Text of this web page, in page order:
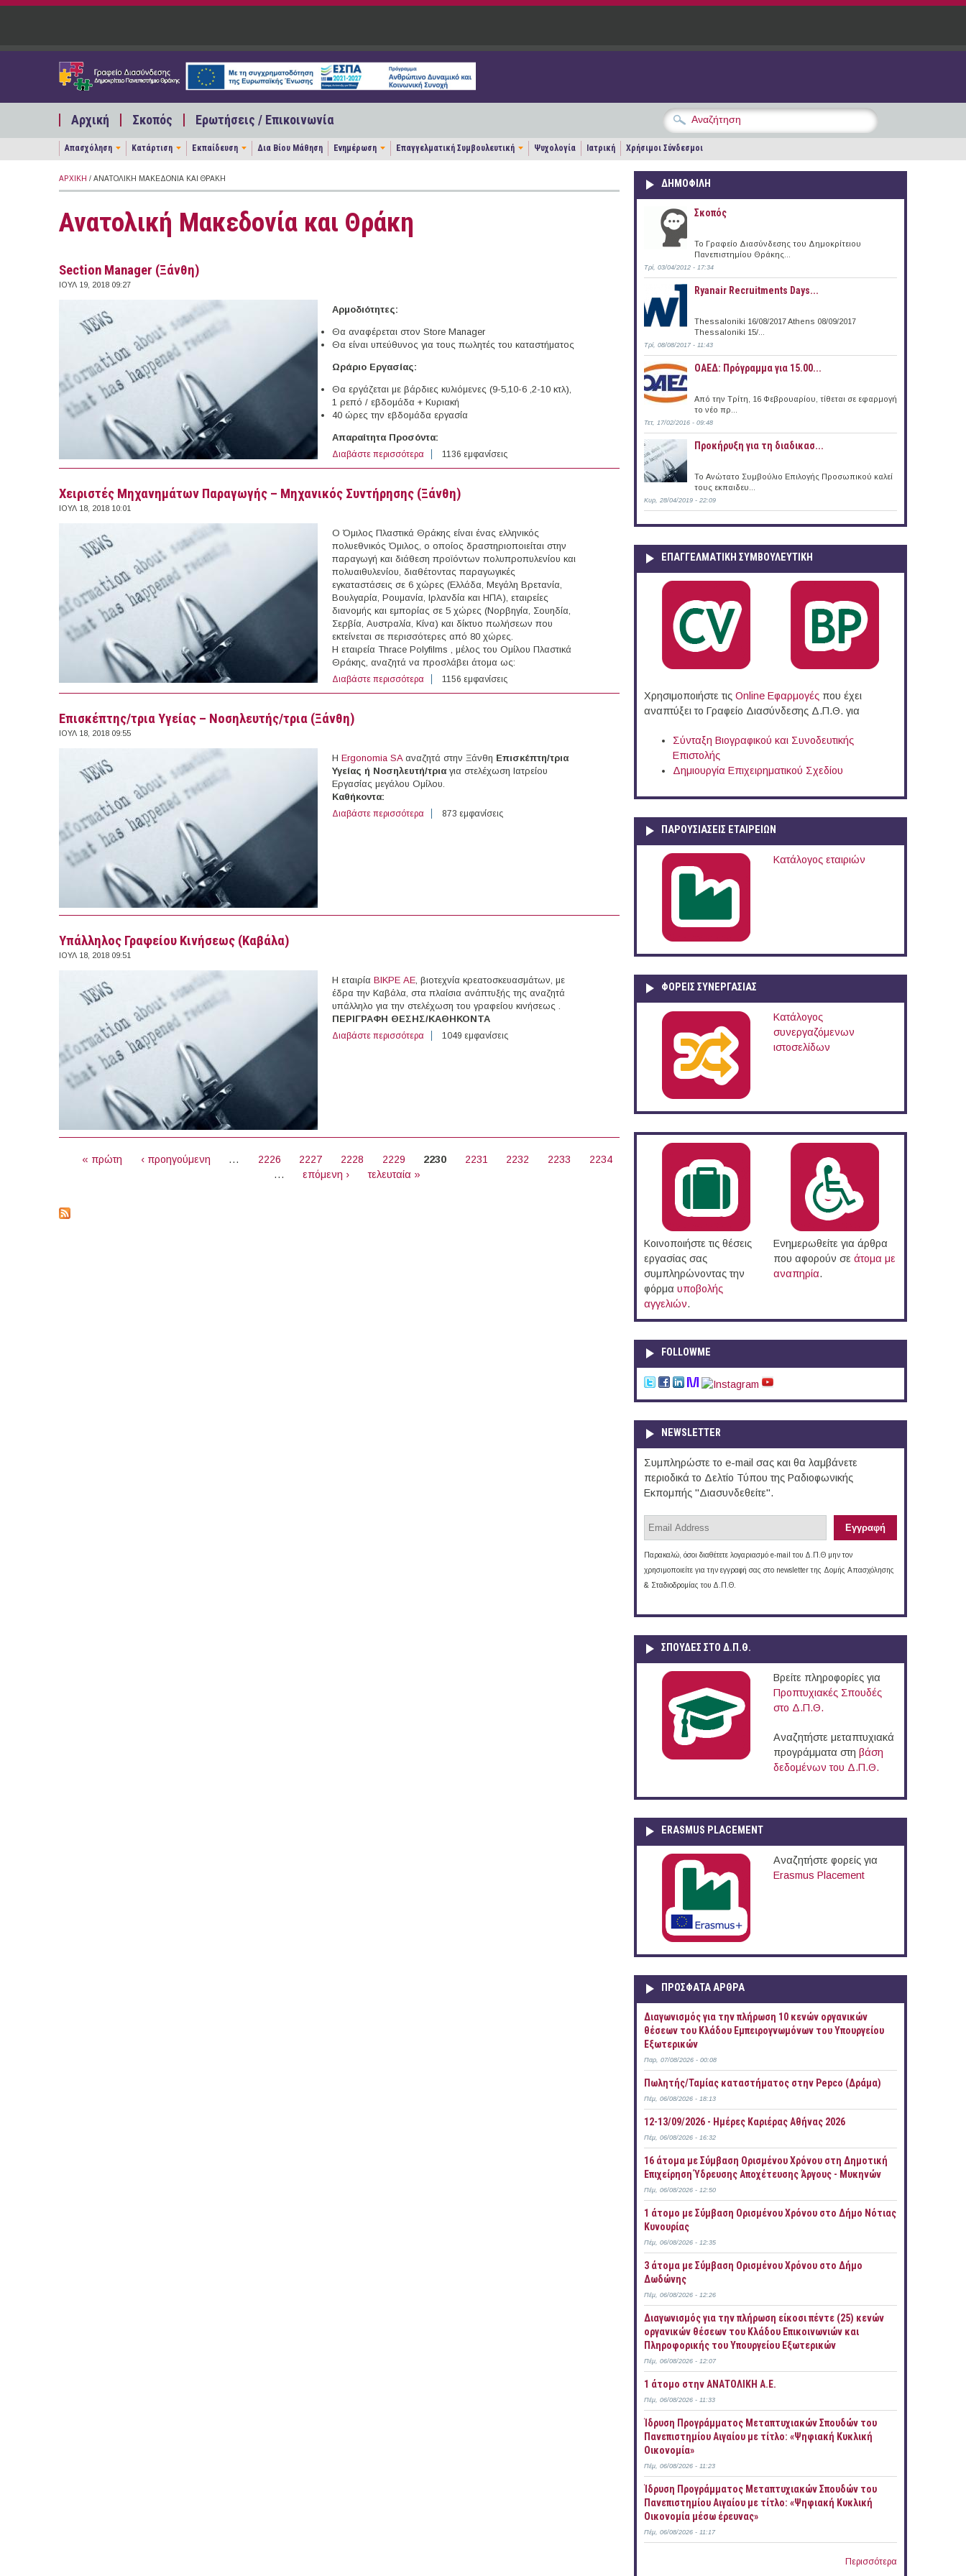
Παράκαμψη προς το κυρίως περιεχόμενο
Αρχική Σκοπός Ερωτήσεις / Επικοινωνία
Απασχόληση Κατάρτιση Εκπαίδευση Δια Βίου Μάθηση Ενημέρωση Επαγγελματική Συμβουλευτική Ψυχολογία Ιατρική Χρήσιμοι Σύνδεσμοι
ΑΡΧΙΚΉ / ΑΝΑΤΟΛΙΚΉ ΜΑΚΕΔΟΝΊΑ ΚΑΙ ΘΡΆΚΗ
Ανατολική Μακεδονία και Θράκη
Section Manager (Ξάνθη)
ΙΟΥΛ 19, 2018 09:27
Αρμοδιότητες:
Θα αναφέρεται στον Store Manager
Θα είναι υπεύθυνος για τους πωλητές του καταστήματος
Ωράριο Εργασίας:
Θα εργάζεται με βάρδιες κυλιόμενες (9-5,10-6 ,2-10 κτλ),
1 ρεπό / εβδομάδα + Κυριακή
40 ώρες την εβδομάδα εργασία
Απαραίτητα Προσόντα:
Διαβάστε περισσότερα για Section Manager (Ξάνθη)
1136 εμφανίσεις
Χειριστές Μηχανημάτων Παραγωγής – Μηχανικός Συντήρησης (Ξάνθη)
ΙΟΥΛ 18, 2018 10:01
Ο Όμιλος Πλαστικά Θράκης είναι ένας ελληνικός
πολυεθνικός Όμιλος, ο οποίος δραστηριοποιείται στην
παραγωγή και διάθεση προϊόντων πολυπροπυλενίου και
πολυαιθυλενίου, διαθέτοντας παραγωγικές
εγκαταστάσεις σε 6 χώρες (Ελλάδα, Μεγάλη Βρετανία,
Βουλγαρία, Ρουμανία, Ιρλανδία και ΗΠΑ), εταιρείες
διανομής και εμπορίας σε 5 χώρες (Νορβηγία, Σουηδία,
Σερβία, Αυστραλία, Κίνα) και δίκτυο πωλήσεων που
εκτείνεται σε περισσότερες από 80 χώρες.
Η εταιρεία Thrace Polyfilms , μέλος του Ομίλου Πλαστικά
Θράκης, αναζητά να προσλάβει άτομα ως:
Διαβάστε περισσότερα για Χειριστές Μηχανημάτων Παραγωγής – Μηχανικός Συντήρησης (Ξάνθη)
1156 εμφανίσεις
Επισκέπτης/τρια Υγείας – Νοσηλευτής/τρια (Ξάνθη)
ΙΟΥΛ 18, 2018 09:55
H Ergonomia SAαναζητά στην Ξάνθη Επισκέπτη/τρια
Υγείας ή Νοσηλευτή/τρια για στελέχωση Ιατρείου
Εργασίας μεγάλου Ομίλου.
Καθήκοντα:
Διαβάστε περισσότερα για Επισκέπτης/τρια Υγείας – Νοσηλευτής/τρια (Ξάνθη)
873 εμφανίσεις
Υπάλληλος Γραφείου Κινήσεως (Καβάλα)
ΙΟΥΛ 18, 2018 09:51
Η εταιρία ΒΙΚΡΕ ΑΕ, βιοτεχνία κρεατοσκευασμάτων, με
έδρα την Καβάλα, στα πλαίσια ανάπτυξής της αναζητά
υπάλληλο για την στελέχωση του γραφείου κινήσεως .
ΠΕΡΙΓΡΑΦΗ ΘΕΣΗΣ/ΚΑΘΗΚΟΝΤΑ
Διαβάστε περισσότερα για Υπάλληλος Γραφείου Κινήσεως (Καβάλα)
1049 εμφανίσεις
« πρώτη ‹ προηγούμενη … 2226 2227 2228 2229 2230 2231 2232 2233
2234
…
επόμενη › τελευταία »
ΔΗΜΟΦΙΛΗ
Σκοπός
Το Γραφείο Διασύνδεσης του Δημοκρίτειου
Πανεπιστημίου Θράκης...
Τρί, 03/04/2012 - 17:34
Ryanair Recruitments Days...
Thessaloniki 16/08/2017 Athens 08/09/2017
Thessaloniki 15/...
Τρί, 08/08/2017 - 11:43
ΟΑΕΔ: Πρόγραμμα για 15.00...
Από την Τρίτη, 16 Φεβρουαρίου, τίθεται σε εφαρμογή
το νέο πρ...
Τετ, 17/02/2016 - 09:48
Προκήρυξη για τη διαδικασ...
Το Ανώτατο Συμβούλιο Επιλογής Προσωπικού καλεί
τους εκπαιδευ...
Κυρ, 28/04/2019 - 22:09
ΕΠΑΓΓΕΛΜΑΤΙΚΉ ΣΥΜΒΟΥΛΕΥΤΙΚΉ
Χρησιμοποιήστε τις Online Eφαρμογές που έχει
αναπτύξει το Γραφείο Διασύνδεσης Δ.Π.Θ. για
Σύνταξη Βιογραφικού και Συνοδευτικής
Επιστολής
Δημιουργία Επιχειρηματικού Σχεδίου
ΠΑΡΟΥΣΙΆΣΕΙΣ ΕΤΑΙΡΕΙΏΝ
Κατάλογος εταιριών
ΦΟΡΕΙΣ ΣΥΝΕΡΓΑΣΙΑΣ
Κατάλογος
συνεργαζόμενων
ιστοσελίδων
Κοινοποιήστε τις θέσεις
εργασίας σας
συμπληρώνοντας την
φόρμα υποβολής
αγγελιών.
Ενημερωθείτε για άρθρα
που αφορούν σε άτομα με
αναπηρία.
FOLLOWME
NEWSLETTER
Συμπληρώστε το e-mail σας και θα λαμβάνετε
περιοδικά το Δελτίο Τύπου της Ραδιοφωνικής
Εκπομπής "Διασυνδεθείτε".
Παρακαλώ, όσοι διαθέτετε λογαριασμό e-mail του Δ.Π.Θ μην τον
χρησιμοποιείτε για την εγγραφή σας στο newsletter της Δομής Απασχόλησης
& Σταδιοδρομίας του Δ.Π.Θ.
ΣΠΟΥΔΈΣ ΣΤΟ Δ.Π.Θ.
Βρείτε πληροφορίες για
Προπτυχιακές Σπουδές
στο Δ.Π.Θ.
Αναζητήστε μεταπτυχιακά
προγράμματα στη βάση
δεδομένων του Δ.Π.Θ.
ERASMUS PLACEMENT
Αναζητήστε φορείς για
Erasmus Placement
ΠΡOΣΦΑΤΑ AΡΘΡΑ
Διαγωνισμός για την πλήρωση 10 κενών οργανικών
θέσεων του Κλάδου Εμπειρογνωμόνων του Υπουργείου
Εξωτερικών
Παρ, 07/08/2026 - 00:08
Πωλητής/Ταμίας καταστήματος στην Pepco (Δράμα)
Πέμ, 06/08/2026 - 18:13
12-13/09/2026 - Ημέρες Καριέρας Αθήνας 2026
Πέμ, 06/08/2026 - 16:32
16 άτομα με Σύμβαση Ορισμένου Χρόνου στη Δημοτική
Επιχείρηση Ύδρευσης Αποχέτευσης Άργους - Μυκηνών
Πέμ, 06/08/2026 - 12:50
1 άτομο με Σύμβαση Ορισμένου Χρόνου στο Δήμο Νότιας
Κυνουρίας
Πέμ, 06/08/2026 - 12:35
3 άτομα με Σύμβαση Ορισμένου Χρόνου στο Δήμο
Δωδώνης
Πέμ, 06/08/2026 - 12:26
Διαγωνισμός για την πλήρωση είκοσι πέντε (25) κενών
οργανικών θέσεων του Κλάδου Επικοινωνιών και
Πληροφορικής του Υπουργείου Εξωτερικών
Πέμ, 06/08/2026 - 12:07
1 άτομο στην ΑΝΑΤΟΛΙΚΗ Α.Ε.
Πέμ, 06/08/2026 - 11:33
Ίδρυση Προγράμματος Μεταπτυχιακών Σπουδών του
Πανεπιστημίου Αιγαίου με τίτλο: «Ψηφιακή Κυκλική
Οικονομία»
Πέμ, 06/08/2026 - 11:23
Ίδρυση Προγράμματος Μεταπτυχιακών Σπουδών του
Πανεπιστημίου Αιγαίου με τίτλο: «Ψηφιακή Κυκλική
Οικονομία μέσω έρευνας»
Πέμ, 06/08/2026 - 11:17
Περισσότερα